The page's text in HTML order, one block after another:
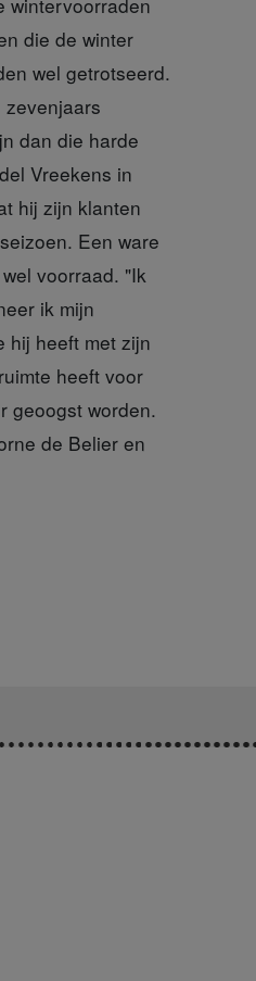
die de winter
wel getrotseerd.
dan die harde
Vreekens in
hij zijn klanten
Een ware
voorraad. "Ik
ik mijn
hij heeft met zijn
heeft voor
geoogst worden.
de Belier en